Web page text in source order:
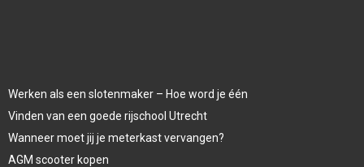
Werken als een slotenmaker – Hoe word je één
Vinden van een goede rijschool Utrecht
Wanneer moet jij je meterkast vervangen?
AGM scooter kopen